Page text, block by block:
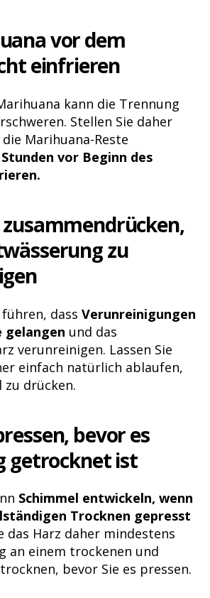
vor dem
einfrieren
kann die Trennung
Stellen Sie daher
Marihuana-Reste
vor Beginn des
zusammendrücken,
zu
dass Verunreinigungen
gelangen und das
verunreinigen. Lassen Sie
einfach natürlich ablaufen,
zu drücken.
bevor es
getrocknet ist
Schimmel entwickeln, wenn
Trocknen gepresst
das Harz daher mindestens
an einem trockenen und
bevor Sie es pressen.